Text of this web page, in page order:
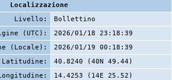
Localizzazione
Livello:
Bollettino
(UTC):
2026/01/18 23:18:39
(Locale):
2026/01/19 00:18:39
Latitudine:
40.8240 (40N 49.44)
14.4253 (14E 25.52)